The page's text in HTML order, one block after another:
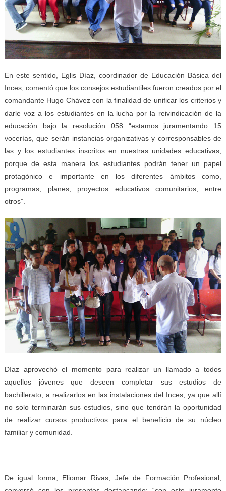
En este sentido, Eglis Díaz, coordinador de Educación Básica del
Inces, comentó que los consejos estudiantiles fueron creados por el
comandante Hugo Chávez con la finalidad de unificar los criterios y
darle voz a los estudiantes en la lucha por la reivindicación de la
educación bajo la resolución 058 “estamos juramentando 15
vocerías, que serán instancias organizativas y corresponsables de
las y los estudiantes inscritos en nuestras unidades educativas,
porque de esta manera los estudiantes podrán tener un papel
protagónico e importante en los diferentes ámbitos como,
programas, planes, proyectos educativos comunitarios, entre
otros”.
Díaz aprovechó el momento para realizar un llamado a todos
aquellos jóvenes que deseen completar sus estudios de
bachillerato, a realizarlos en las instalaciones del Inces, ya que allí
no solo terminarán sus estudios, sino que tendrán la oportunidad
de realizar cursos productivos para el beneficio de su núcleo
familiar y comunidad.
De igual forma, Eliomar Rivas, Jefe de Formación Profesional,